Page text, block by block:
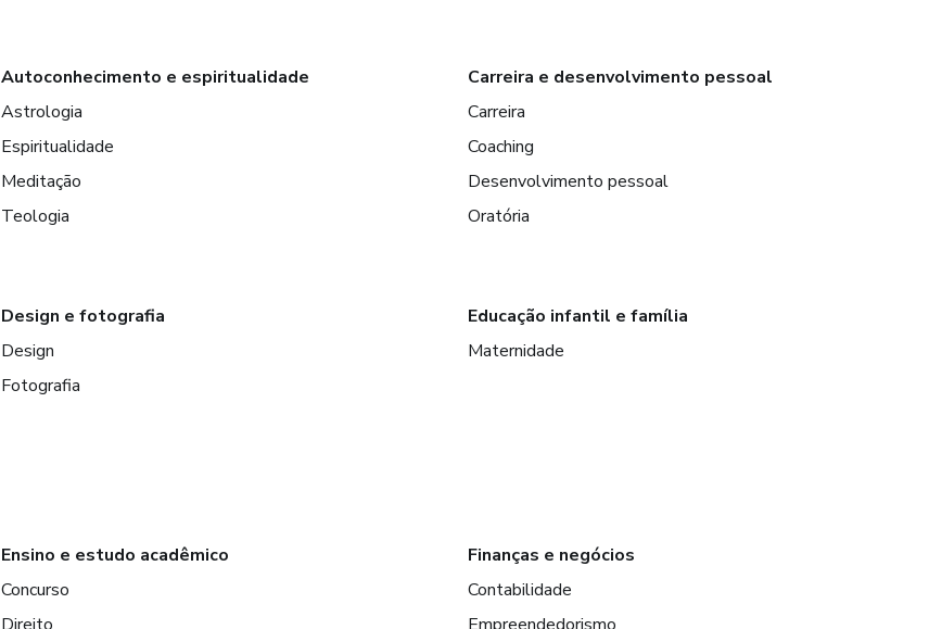
Autoconhecimento e espiritualidade
Astrologia
Espiritualidade
Meditação
Teologia
Carreira e desenvolvimento pessoal
Carreira
Coaching
Desenvolvimento pessoal
Oratória
Design e fotografia
Design
Fotografia
Educação infantil e família
Maternidade
Ensino e estudo acadêmico
Concurso
Finanças e negócios
Contabilidade